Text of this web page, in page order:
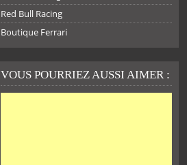
Red Bull Racing
Boutique Ferrari
VOUS POURRIEZ AUSSI AIMER :